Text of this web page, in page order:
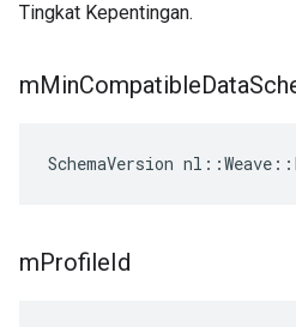
Tingkat Kepentingan.
mMinCompatibleData
SchemaVersion
mProfileId